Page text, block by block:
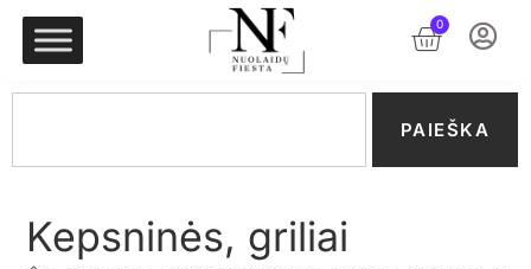
0
PAIEŠKA
Kepsninės, griliai